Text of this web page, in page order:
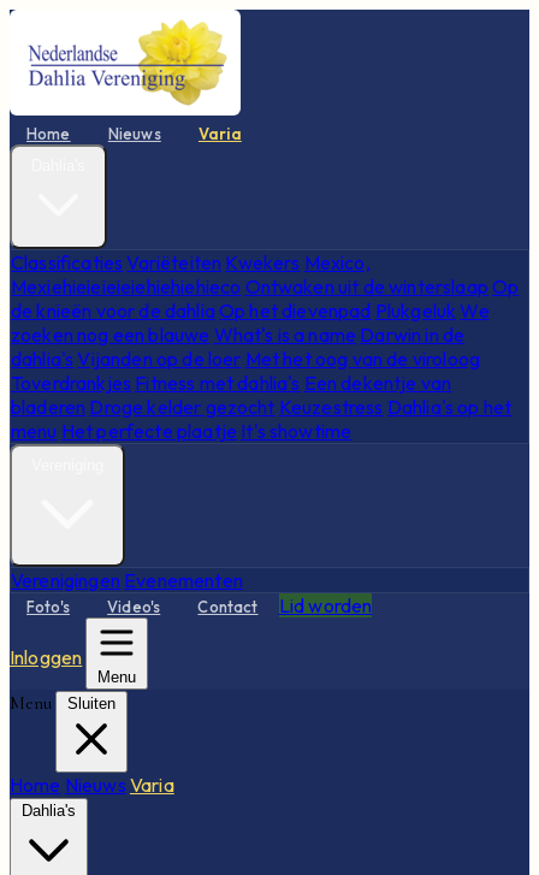
Home Nieuws Varia
Classificaties Variëteiten Kwekers Mexico,
Mexiehieieieieiehiehiehieco Ontwaken uit de winterslaap Op
de knieën voor de dahliaOp het dievenpad Plukgeluk We
zoeken nog een blauwe What's is a name Darwin in de
dahlia's Vijanden op de loer Met het oog van de viroloog
Toverdrankjes Fitness met dahlia's Een dekentje van
bladeren Droge kelder gezocht Keuzestress Dahlia's op het
menu Het perfecte plaatje It's showtime
Verenigingen Evenementen
Foto's Video's Contact Lid worden
Inloggen
Menu
Menu Sluiten
Home Nieuws Varia
Dahlia's